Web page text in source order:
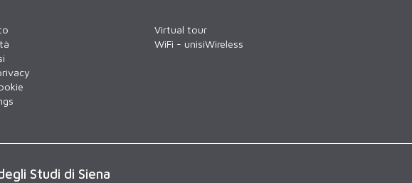
Virtual tour
WiFi - unisiWireless
Studi di Siena